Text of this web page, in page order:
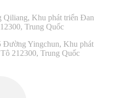
Qiliang, Khu phát triển Đan
Trung Quốc
Đường Yingchun, Khu phát
212300, Trung Quốc